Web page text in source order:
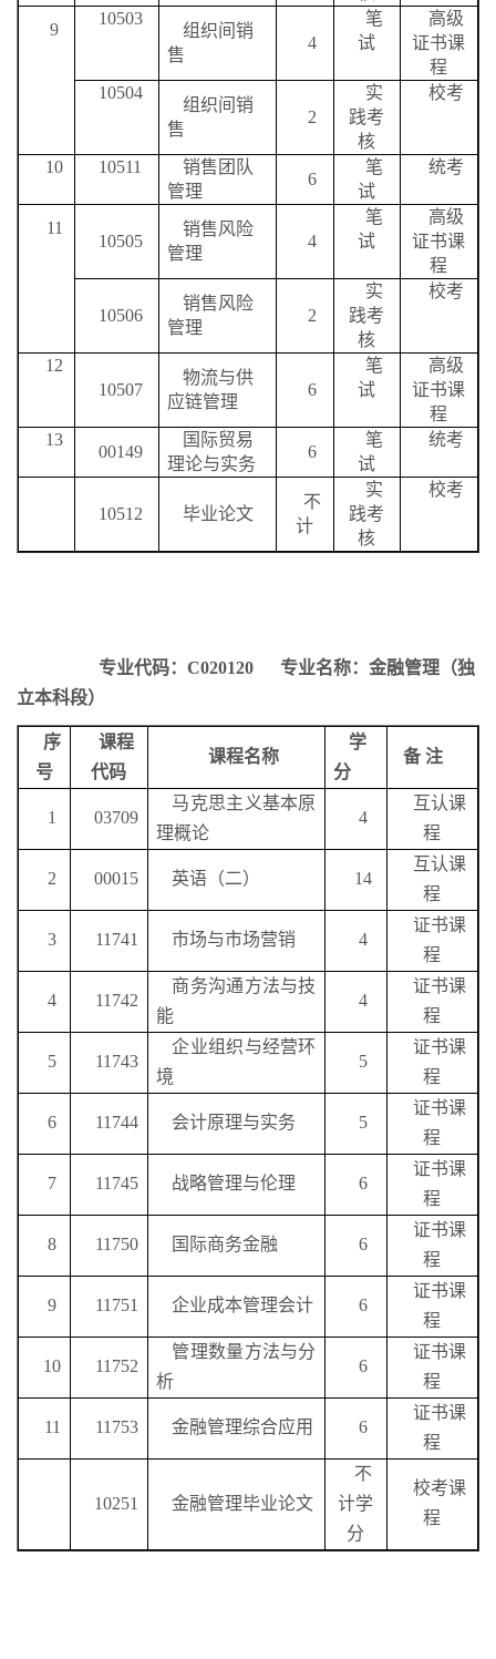
9
10503
组织间销
售
4
笔
试
高级
证书课
程
10504
组织间销
售
2
实
践考
核
校考
10 10511
销售团队
管理
6
笔
试
统考
11
10505
销售风险
管理
4
笔
试
高级
证书课
程
10506
销售风险
管理
2
实
践考
核
校考
12
10507
物流与供
应链管理
6
笔
试
高级
证书课
程
13
00149
国际贸易
理论与实务
6
笔
试
统考
10512 毕业论文
不
计
实
践考
核
校考
专业代码： C020120
专业名称：金融管理（独
立本科段）
序
号
课程
代码
课程名称
学
分
备 注
1 03709
马克思主义基本原
理概论
4
互认课
程
2 00015 英语（二） 14
互认课
程
3 11741 市场与市场营销 4
证书课
程
4 11742
商务沟通方法与技
能
4
证书课
程
5 11743
企业组织与经营环
境
5
证书课
程
6 11744 会计原理与实务 5
证书课
程
7 11745 战略管理与伦理 6
证书课
程
8 11750 国际商务金融 6
证书课
程
9 11751 企业成本管理会计 6
证书课
程
10 11752
管理数量方法与分
析
6
证书课
程
11 11753 金融管理综合应用 6
证书课
程
10251 金融管理毕业论文
不
计学
分
校考课
程